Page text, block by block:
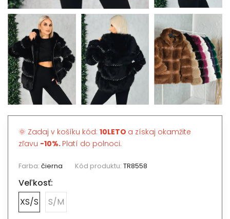
🌞 Zadaj v košíku kód: 10LETO a získaj okamžite
zľavu -10%. Platí do polnoci.
Farba: čierna Kód produktu: TR8558
Veľkosť:
XS/S
S/M